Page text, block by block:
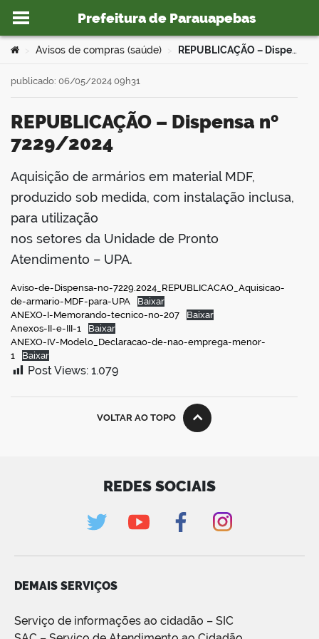
Ir para o conteúdo
Prefeitura de Parauapebas
portal
Você está aqui:
Avisos de compras (saúde) REPUBLICAÇÃO – Dispensa nº 7229/2024
REPUBLICAÇÃO – Dispensa nº
7229/2024
publicado: 06/05/2024 09h31
Aquisição de armários em material MDF,
produzido sob medida, com instalação inclusa,
para utilização
nos setores da Unidade de Pronto
Atendimento – UPA.
Aviso-de-Dispensa-no-7229.2024_REPUBLICACAO_Aquisicao-
de-armario-MDF-para-UPA
Baixar
ANEXO-I-Memorando-tecnico-no-207
Baixar
Anexos-II-e-III-1
Baixar
ANEXO-IV-Modelo_Declaracao-de-nao-emprega-menor-
1
Baixar
Post Views: 1.079
VOLTAR AO TOPO
REDES SOCIAIS
DEMAIS SERVIÇOS
Serviço de informações ao cidadão – SIC